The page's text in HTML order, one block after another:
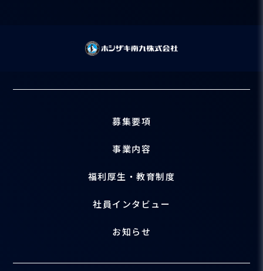
募集要項
事業内容
福利厚生・教育制度
社員インタビュー
お知らせ